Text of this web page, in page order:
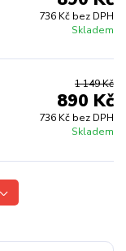
Skladem
736 Kč bez DPH
Skladem
1 149 Kč
890 Kč
736 Kč bez DPH